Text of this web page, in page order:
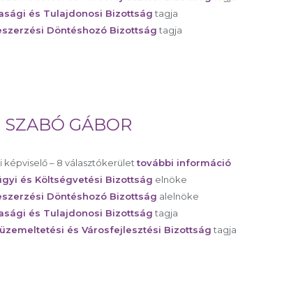
és Tulajdonosi Bizottságtagja
Döntéshozó Bizottságtagja
SZABÓ GÁBOR
képviselő – 8 választókerülettovábbi információ
és Költségvetési Bizottság elnöke
Döntéshozó Bizottság alelnöke
és Tulajdonosi Bizottságtagja
és Városfejlesztési Bizottságtagja